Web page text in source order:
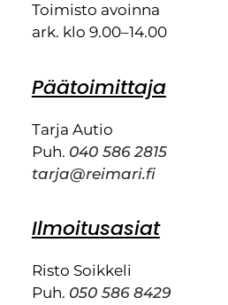
Toimisto avoinna
ark. klo 9.00–14.00
Päätoimittaja
Tarja Autio
Puh. 040 586 2815
tarja@reimari.fi
Ilmoitusasiat
Risto Soikkeli
Puh. 050 586 8429